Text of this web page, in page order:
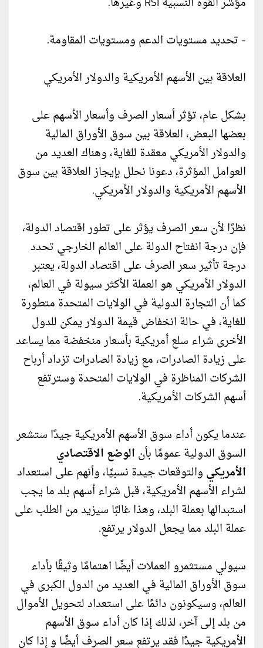
- تحديد مستويات الدعم ومستويات المقاومة.
العلاقة بين الأسهم الأمريكية والدولار الأمريكي
بشكل عام، تؤثر أسعار الصرف وأسعار الأسهم على
بعضها البعض، العلاقة بين سوق الأوراق المالية
والدولار الأمريكي معقدة للغاية، وهناك العديد من
العوامل المؤثرة، دعونا نحلل بإيجاز العلاقة بين سوق
الأسهم الأمريكية والدولار الأمريكي.
نظرًا لأن سعر الصرف يؤثر على تطور اقتصاد الدولة،
فإن درجة انفتاح الدولة على العالم الخارجي تحدد
درجة تأثير سعر الصرف على اقتصاد الدولة، يعتبر
الدولار الأمريكي هو العملة الأكثر سيولة في العالم،
كما أن التجارة الدولية في الولايات المتحدة متطورة
للغاية، في حالة انخفاض قيمة الدولار يمكن للدول
الأخرى شراء سلع أمريكية بأسعار منخفضة مما يساعد
على زيادة الصادرات، مع زيادة الصادرات تزداد أرباح
الشركات المناظرة في الولايات المتحدة وسترتفع
أسهم الشركات الأمريكية.
عندما يكون أداء سوق الأسهم الأمريكية جيدًا ستشعر
السوق الدولية عمومًا بأن الوضع الاقتصادي
الأمريكي والتوقعات جيدة نسبيًا، وأنهم على استعداد
لشراء الأسهم الأمريكية، قبل شراء أسهم بلد ما يجب
استبدالها بعملة البلد، وهذا غالبًا سيزيد من الطلب على
عملة البلد مما يجعل الدولار يرتفع.
سيولي مستثمرو العملات أيضًا اهتمامًا وثيقًا بأداء
سوق الأوراق المالية في العديد من الدول الكبرى في
العالم، وسيكونون دائمًا على استعداد لتحويل الأموال
من بلد إلى آخر، لذلك إذا كان أداء سوق الأسهم
الأمريكية جيدًا فقد يرتفع سعر الصرف أيضًا و إذا كان